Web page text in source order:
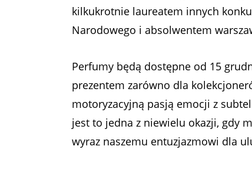
kilkukrotnie laureatem innych
Narodowego i absolwentem
Perfumy będą dostępne od 15
prezentem zarówno dla
motoryzacyjną pasją emocji z
jest to jedna z niewielu okazji, gdy
wyraz naszemu entuzjazmowi dla